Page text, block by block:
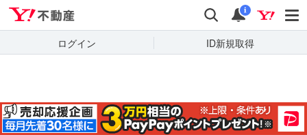
検索 通知
i
ログイン ID新規取得
キーワードで
質問を探す